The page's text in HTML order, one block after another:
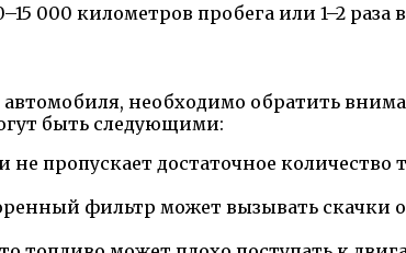
000 километров пробега или 1–2 раза
необходимо обратить
быть следующими:
пропускает достаточное количество
фильтр может вызывать скачки